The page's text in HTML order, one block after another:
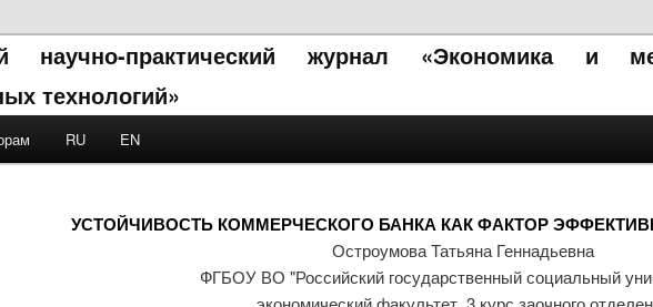
научно-практический журнал «Экономика и
технологий»
contentRU EN
УСТОЙЧИВОСТЬ КОММЕРЧЕСКОГО БАНКА КАК ФАКТОР
Остроумова Татьяна Геннадьевна
ФГБОУ ВО "Российский государственный социальный